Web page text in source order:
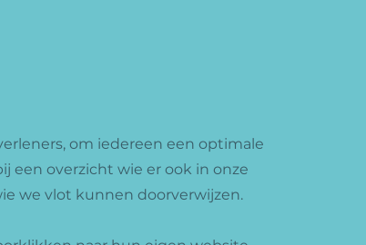
om iedereen een optimale
een overzicht wie er ook in onze
we vlot kunnen doorverwijzen.